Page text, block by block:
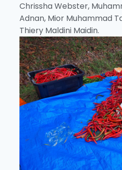
Chrissha Webster,
Adnan, Mior Muhammad
Thiery Maldini Maidin.